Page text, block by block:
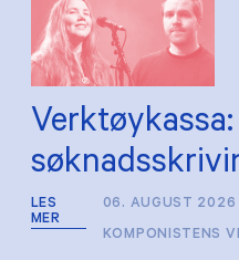
LES
MER
06. AUGUST 2026
KOMPONISTENS